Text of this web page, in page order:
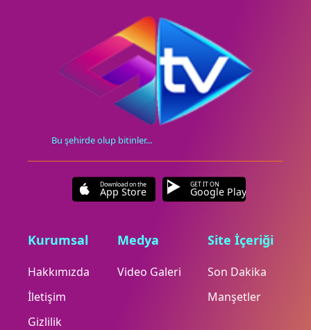
Bu şehirde olup bitinler...
Download on the
App Store
GET IT ON
Google Play
Kurumsal
Hakkımızda
İletişim
Gizlilik
Medya
Video Galeri
Site İçeriği
Son Dakika
Manşetler